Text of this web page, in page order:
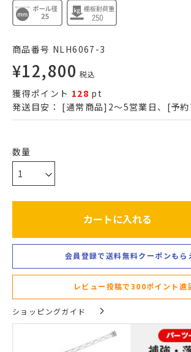
商品番号 NLH6067-3
¥12,800 税込
獲得ポイント 128 pt
発送目安： [通常商品]2～5営業日、[予
カートに入れる
会員登録で送料無料クーポンもら
レビュー投稿で300ポイント進
ショッピングガイド